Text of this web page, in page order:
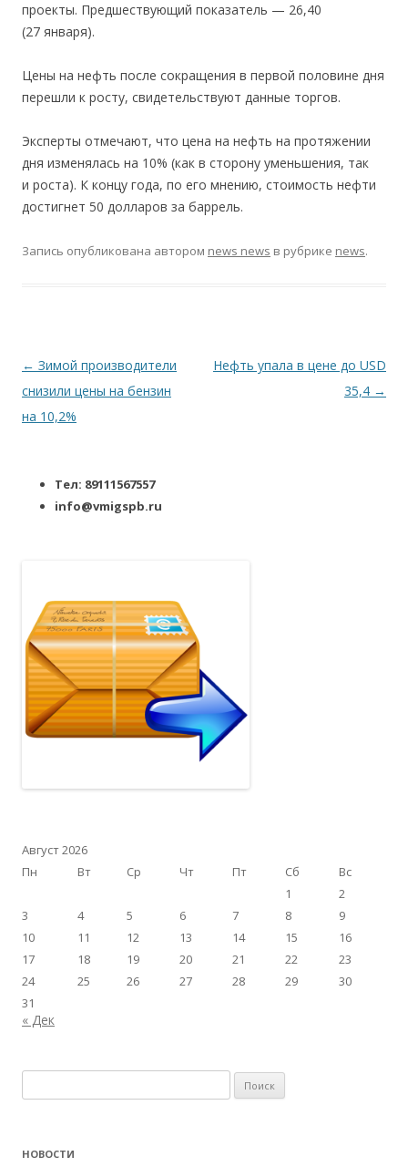
проекты. Предшествующий показатель — 26,40
(27 января).
Цены на нефть после сокращения в первой половине дня
перешли к росту, свидетельствуют данные торгов.
Эксперты отмечают, что цена на нефть на протяжении
дня изменялась на 10% (как в сторону уменьшения, так
и роста). К концу года, по его мнению, стоимость нефти
достигнет 50 долларов за баррель.
Запись опубликована автором news news в рубрике news.
Навигация по записям
← Зимой производители
снизили цены на бензин
на 10,2%
Нефть упала в цене до USD
35,4 →
Тел: 89111567557
info@vmigspb.ru
Август 2026
Пн
Вт Ср Чт Пт Сб
Вс
1
2
3
4 5 6 7 8
9
10
11 12 13 14 15
16
17
18 19 20 21 22
23
24
25 26 27 28 29
30
31
« Дек
НОВОСТИ